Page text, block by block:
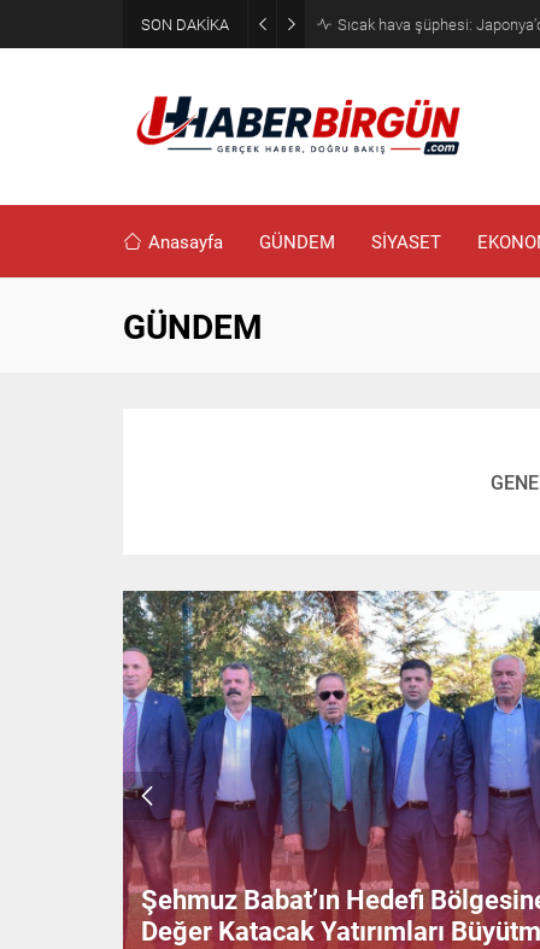
SON DAKİKA Sıcak hava şüphesi:
Anasayfa GÜNDEM SİYASET
GÜNDEM
Şehmuz Babat’ın Hedefi
Değer Katacak Yatırımları